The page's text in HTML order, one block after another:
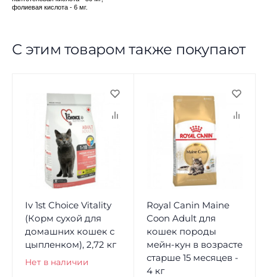
фолиевая кислота - 6 мг.
С этим товаром также покупают
Iv 1st Choice Vitality
(Корм сухой для
домашних кошек с
цыпленком), 2,72 кг
Нет в наличии
Royal Canin Maine
Coon Adult для
кошек породы
мейн-кун в возрасте
старше 15 месяцев -
4 кг